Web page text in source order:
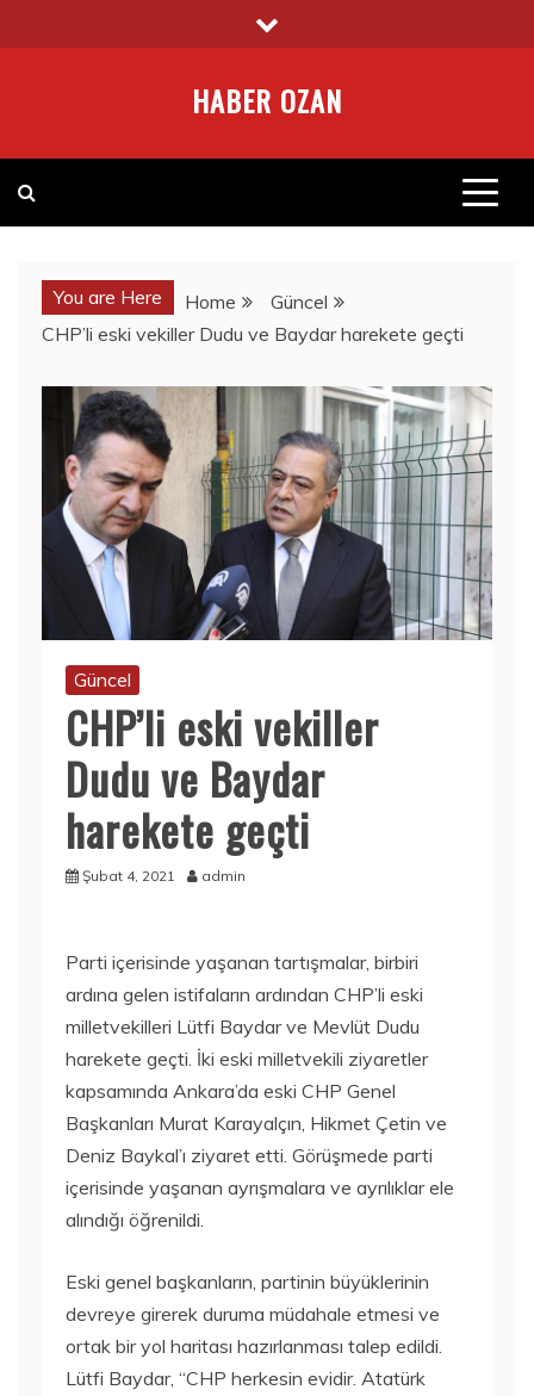
to
HABER OZAN
You are Here Home
Güncel
CHP’li eski vekiller Dudu ve Baydar harekete geçti
Güncel
CHP’li eski vekiller
Dudu ve Baydar
harekete geçti
Şubat 4, 2021 admin
Parti içerisinde yaşanan tartışmalar, birbiri
ardına gelen istifaların ardından CHP’li eski
milletvekilleri Lütfi Baydar ve Mevlüt Dudu
harekete geçti. İki eski milletvekili ziyaretler
kapsamında Ankara’da eski CHP Genel
Başkanları Murat Karayalçın, Hikmet Çetin ve
Deniz Baykal’ı ziyaret etti. Görüşmede parti
içerisinde yaşanan ayrışmalara ve ayrılıklar ele
alındığı öğrenildi.
Eski genel başkanların, partinin büyüklerinin
devreye girerek duruma müdahale etmesi ve
ortak bir yol haritası hazırlanması talep edildi.
Lütfi Baydar, “CHP herkesin evidir. Atatürk